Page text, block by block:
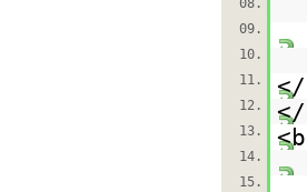
08.
09.
10.
11.
12. </
13.
14.
15.